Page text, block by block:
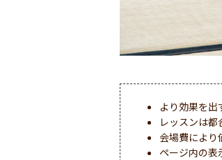
より効果を出
レッスンは
会場費により
ページ内の表